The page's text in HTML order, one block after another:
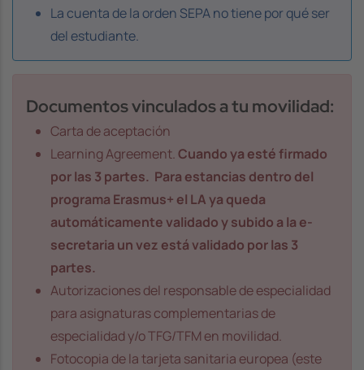
La cuenta de la orden SEPA no tiene por qué ser
del estudiante.
Documentos vinculados a tu movilidad:
Carta de aceptación
Learning Agreement.Cuando ya esté firmado
por las 3 partes. Para estancias dentro del
programa Erasmus+ el LA ya queda
automáticamente validado y subido a la e-
secretaria un vez está validado por las 3
partes.
Autorizaciones del responsable de especialidad
para asignaturas complementarias de
especialidad y/o TFG/TFM en movilidad.
Fotocopia de la tarjeta sanitaria europea (este